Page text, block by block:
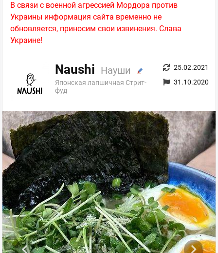
В связи с военной агрессией Мордора против
Украины информация сайта временно не
обновляется, приносим свои извинения. Слава
Украине!
Naushi Науши
Японская лапшичная Стрит-
фуд
25.02.2021
31.10.2020